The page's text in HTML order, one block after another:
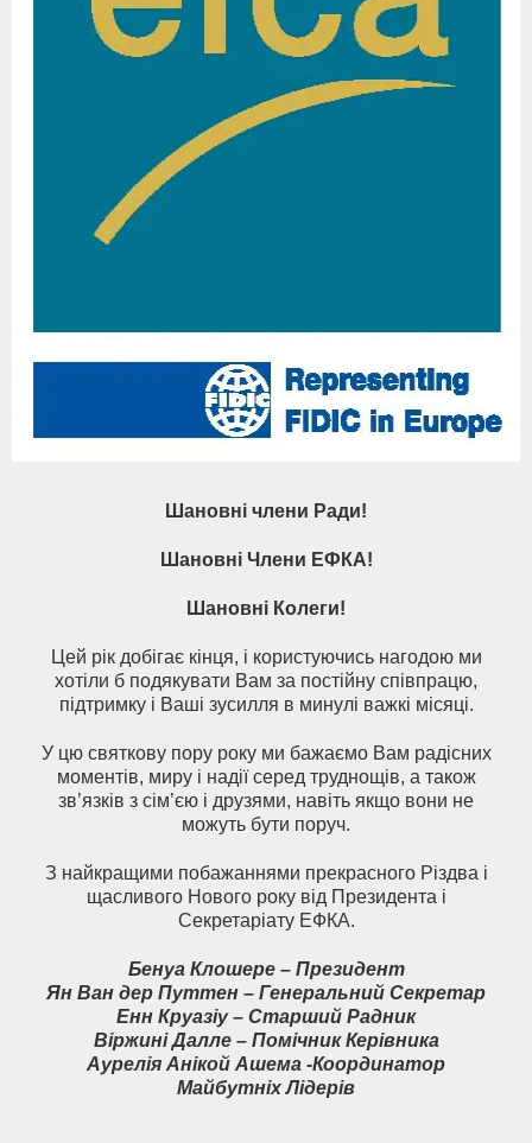
Шановні члени Ради!
Шановні Члени ЕФКА!
Шановні Колеги!
Цей рік добігає кінця, і користуючись нагодою ми
хотіли б подякувати Вам за постійну співпрацю,
підтримку і Ваші зусилля в минулі важкі місяці.
У цю святкову пору року ми бажаємо Вам радісних
моментів, миру і надії серед труднощів, а також
зв’язків з сім’єю і друзями, навіть якщо вони не
можуть бути поруч.
З найкращими побажаннями прекрасного Різдва і
щасливого Нового року від Президента і
Секретаріату ЕФКА.
Бенуа Клошере – Президент
Ян Ван дер Путтен – Генеральний Секретар
Енн Круазіу – Старший Радник
Віржині Далле – Помічник Керівника
Аурелія Анікой Ашема -Координатор
Майбутніх Лідерів